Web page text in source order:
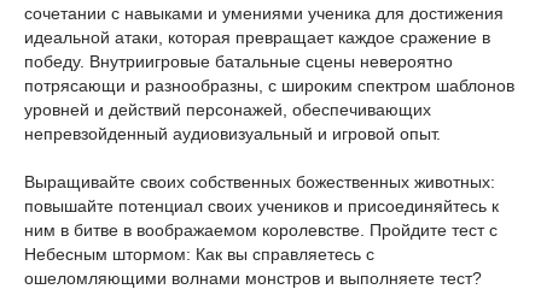
сочетании с навыками и умениями ученика для достижения
идеальной атаки, которая превращает каждое сражение в
победу. Внутриигровые батальные сцены невероятно
потрясающи и разнообразны, с широким спектром шаблонов
уровней и действий персонажей, обеспечивающих
непревзойденный аудиовизуальный и игровой опыт.
Выращивайте своих собственных божественных животных:
повышайте потенциал своих учеников и присоединяйтесь к
ним в битве в воображаемом королевстве. Пройдите тест с
Небесным штормом: Как вы справляетесь с
ошеломляющими волнами монстров и выполняете тест?